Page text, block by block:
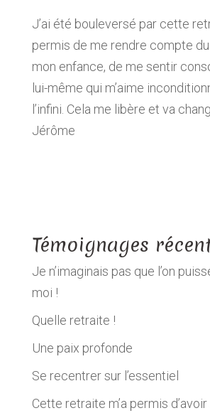
J’ai été bouleversé par cette
permis de me rendre compte
mon enfance, de me sentir
lui-même qui m’aime
l’infini. Cela me libère et va
Jérôme
Témoignages
Je n’imaginais pas que l’on
moi !
Quelle retraite !
Une paix profonde
Se recentrer sur l’essentiel
Cette retraite m’a permis